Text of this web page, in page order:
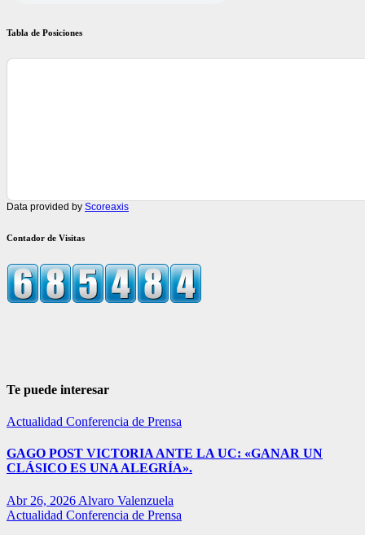
Tabla de Posiciones
Data provided by Scoreaxis
Contador de Visitas
Te puede interesar
Actualidad Conferencia de Prensa
GAGO POST VICTORIA ANTE LA UC: «GANAR UN
CLÁSICO ES UNA ALEGRÍA».
Abr 26, 2026 Alvaro Valenzuela
Actualidad Conferencia de Prensa